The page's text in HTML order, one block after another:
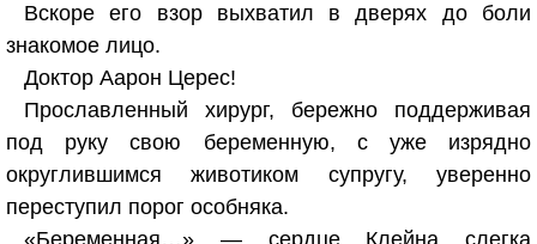
Вскоре его взор выхватил в дверях до боли
знакомое лицо.
Доктор Аарон Церес!
Прославленный хирург, бережно поддерживая
под руку свою беременную, с уже изрядно
округлившимся животиком супругу, уверенно
переступил порог особняка.
«Беременная…» — сердце Клейна слегка